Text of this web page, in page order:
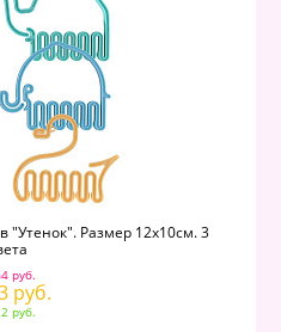
"Утенок". Размер 12х10см. 3
руб.
руб.
руб.